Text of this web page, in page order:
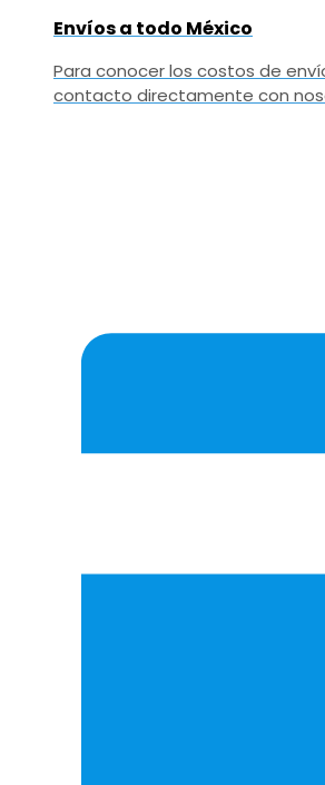
Envíos a todo México
Para conocer los costos de
contacto directamente con